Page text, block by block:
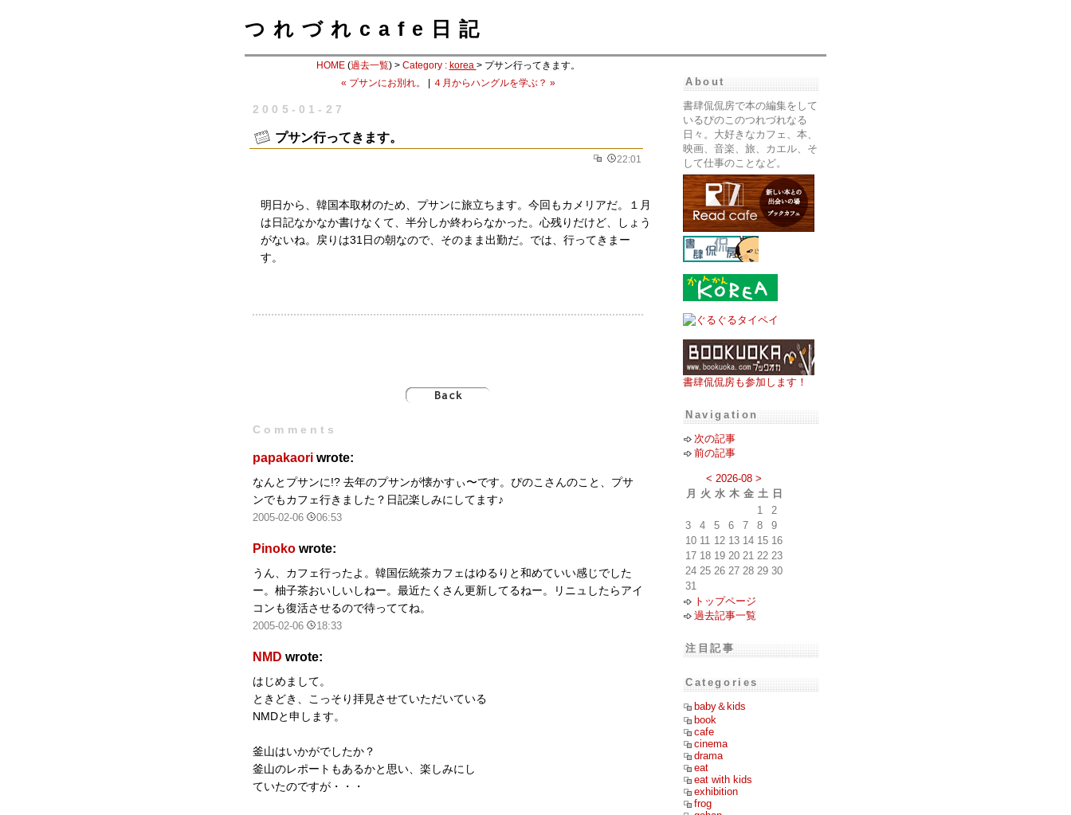
つれづれcafe日記
HOME(過去一覧) > Category : korea > プサン行ってきます。
« プサンにお別れ。
４月からハングルを学ぶ？ »
2005-01-27
プサン行ってきます。
22:01
明日から、韓国本取材のため、プサンに旅立ちます。今回もカメリアだ。１月
は日記なかなか書けなくて、半分しか終わらなかった。心残りだけど、しょう
がないね。戻りは31日の朝なので、そのまま出勤だ。では、行ってきまー
す。
Comments
papakaori wrote:
なんとプサンに!? 去年のプサンが懐かすぃ〜です。ぴのこさんのこと、プサ
ンでもカフェ行きました？日記楽しみにしてます♪
2005-02-06
06:53
Pinoko wrote:
うん、カフェ行ったよ。韓国伝統茶カフェはゆるりと和めていい感じでした
ー。柚子茶おいしいしねー。最近たくさん更新してるねー。リニュしたらアイ
コンも復活させるので待っててね。
2005-02-06
18:33
NMD wrote:
はじめまして。
ときどき、こっそり拝見させていただいている
NMDと申します。
釜山はいかがでしたか？
釜山のレポートもあるかと思い、楽しみにし
ていたのですが・・・
About
書肆侃侃房で本の編集をして
いるぴのこのつれづれなる
日々。大好きなカフェ、本、
映画、音楽、旅、カエル、そ
して仕事のことなど。
書肆侃侃房も参加します！
Navigation
次の記事
前の記事
< 2026-08 >
月
火 水 木 金 土 日
1
2
3
4 5 6 7 8
9
10 11 12 13 14 15 16
17 18 19 20 21 22 23
24 25 26 27 28 29 30
31
トップページ
過去記事一覧
注目記事
Categories
baby＆kids
book
cafe
cinema
drama
eat
eat with kids
exhibition
frog